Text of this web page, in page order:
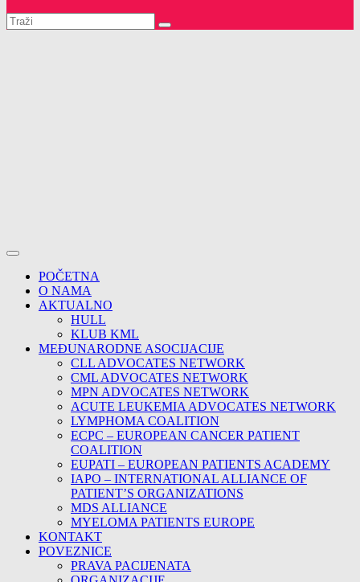
POČETNA
O NAMA
AKTUALNO
HULL
KLUB KML
MEĐUNARODNE ASOCIJACIJE
CLL ADVOCATES NETWORK
CML ADVOCATES NETWORK
MPN ADVOCATES NETWORK
ACUTE LEUKEMIA ADVOCATES NETWORK
LYMPHOMA COALITION
ECPC – EUROPEAN CANCER PATIENT
COALITION
EUPATI – EUROPEAN PATIENTS ACADEMY
IAPO – INTERNATIONAL ALLIANCE OF
PATIENT’S ORGANIZATIONS
MDS ALLIANCE
MYELOMA PATIENTS EUROPE
KONTAKT
POVEZNICE
PRAVA PACIJENATA